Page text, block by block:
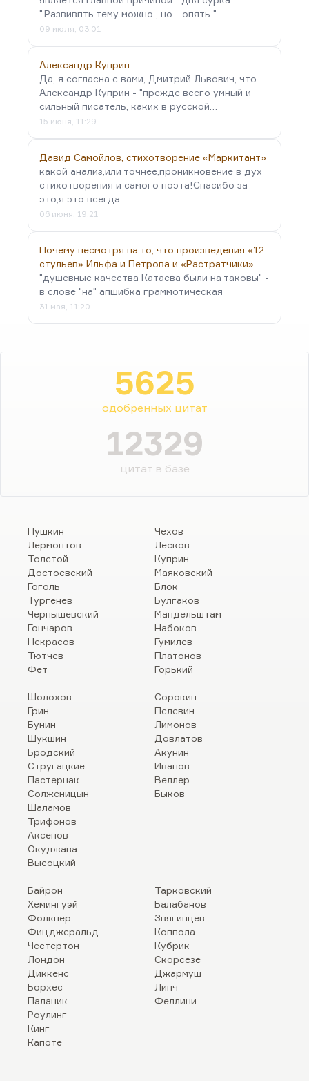
".Развивпть тему можно , но .. опять "…
09 июля, 03:01
Александр Куприн
Да, я согласна с вами, Дмитрий Львович, что
Александр Куприн - "прежде всего умный и
сильный писатель, каких в русской…
15 июня, 11:29
Давид Самойлов, стихотворение «Маркитант»
какой анализ,или точнее,проникновение в дух
стихотворения и самого поэта!Спасибо за
это,я это всегда…
06 июня, 19:21
Почему несмотря на то, что произведения «12
стульев» Ильфа и Петрова и «Растратчики»…
"душевные качества Катаева были на таковы" -
в слове "на" апшибка граммотическая
31 мая, 11:20
5625
одобренных цитат
12329
цитат в базе
Пушкин
Лермонтов
Толстой
Достоевский
Гоголь
Тургенев
Чернышевский
Гончаров
Некрасов
Тютчев
Фет
Чехов
Лесков
Куприн
Маяковский
Блок
Булгаков
Мандельштам
Набоков
Гумилев
Платонов
Горький
Шолохов
Грин
Бунин
Шукшин
Бродский
Стругацкие
Пастернак
Солженицын
Шаламов
Трифонов
Аксенов
Окуджава
Высоцкий
Сорокин
Пелевин
Лимонов
Довлатов
Акунин
Иванов
Веллер
Быков
Байрон
Хемингуэй
Фолкнер
Фицджеральд
Честертон
Лондон
Диккенс
Борхес
Паланик
Роулинг
Кинг
Капоте
Тарковский
Балабанов
Звягинцев
Коппола
Кубрик
Скорсезе
Джармуш
Линч
Феллини